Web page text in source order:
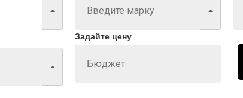
Задайте цену